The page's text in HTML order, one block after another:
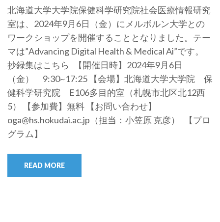
北海道大学大学院保健科学研究院社会医療情報研究
室は、2024年9月6日（金）にメルボルン大学との
ワークショップを開催することとなりました。テー
マは”Advancing Digital Health & Medical Ai”です。
抄録集はこちら 【開催日時】2024年9月6日
（金） 9:30~17:25 【会場】北海道大学大学院 保
健科学研究院 E106多目的室（札幌市北区北12西
5） 【参加費】無料 【お問い合わせ】
oga@hs.hokudai.ac.jp（担当：小笠原 克彦） 【プロ
グラム】
READ MORE